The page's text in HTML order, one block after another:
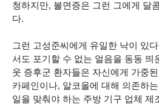
청하지만, 불면증은 그런 그에게 달
다.
그런 고성준씨에게 유일한 낙이 있
서도 포기할 수 없는 얼음을 동동 띄
웃 증후군 환자들은 자신에게 가중
카페인이나, 알코올에 대해 의존하
일을 맞춰야 하는 주방 기구 업체 제